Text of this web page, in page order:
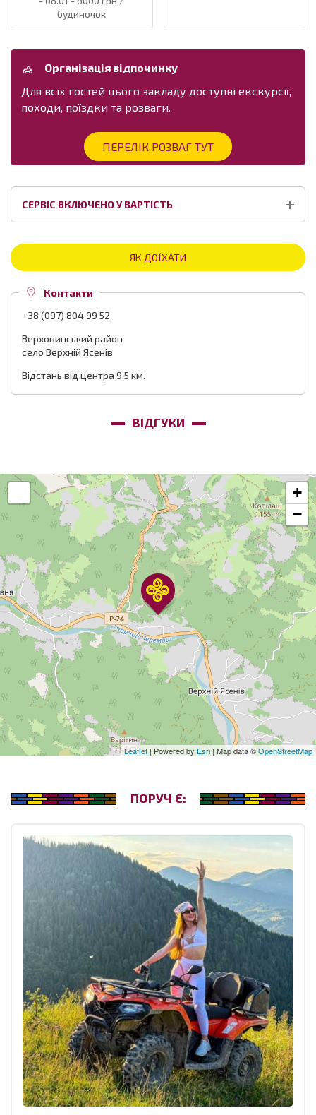
будиночок
Організація відпочинку
Для всіх гостей цього закладу доступні екскурсії,
походи, поїздки та розваги.
ПЕРЕЛІК РОЗВАГ ТУТ
СЕРВІС ВКЛЮЧЕНО У ВАРТІСТЬ
ЯК ДОЇХАТИ
Контакти
+38 (097) 804 99 52
Верховинський район
село Верхній Ясенів
Відстань від центра 9.5 км.
ВІДГУКИ
+
−
Leaflet | Powered by Esri | Map data ©OpenStreetMap
ПОРУЧ Є: